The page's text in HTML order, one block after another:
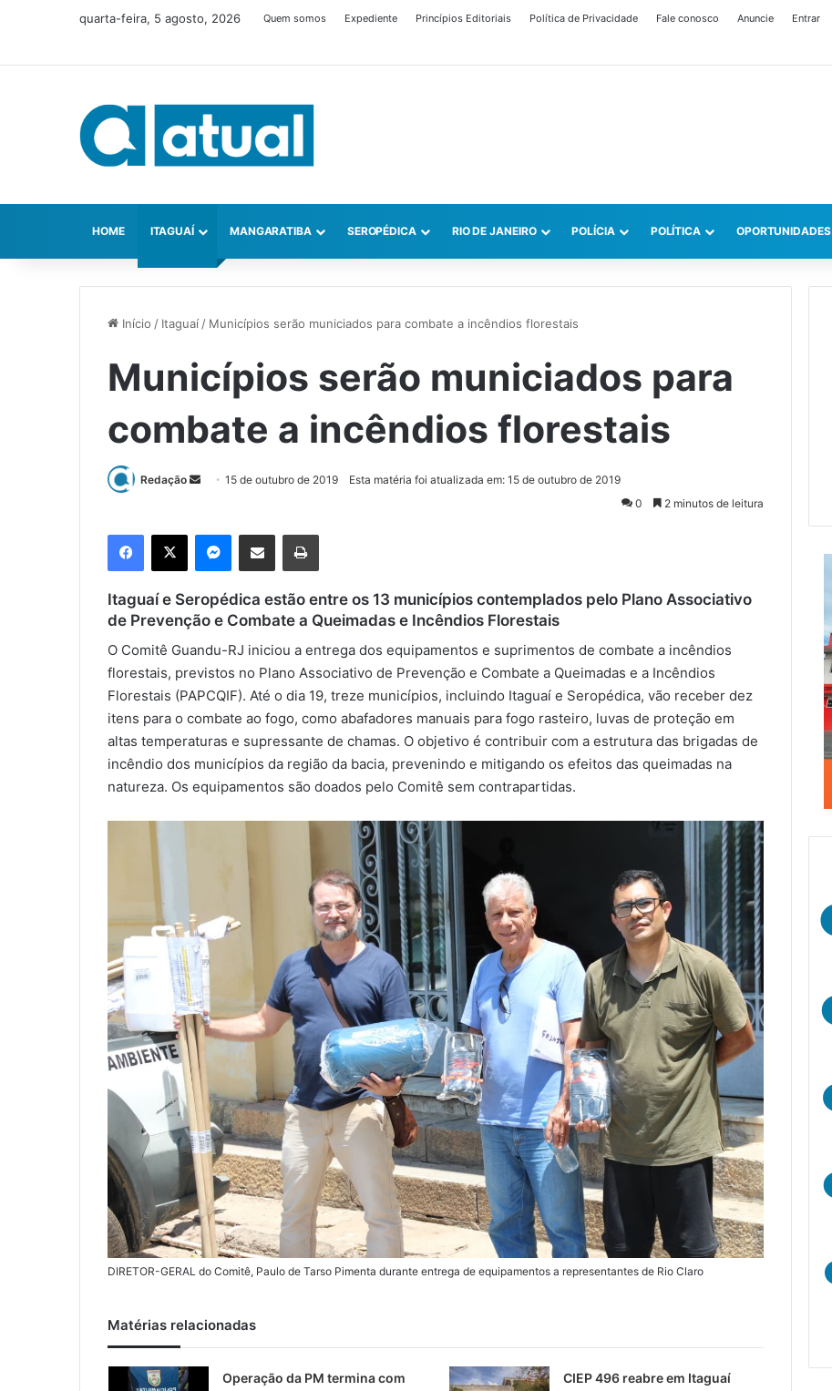
quarta-feira, 5 agosto, 2026 Quem somos Expediente Princípios Editoriais Política de Privacidade Fale conosco Anuncie Entrar
HOME ITAGUAÍ MANGARATIBA SEROPÉDICA RIO DE JANEIRO POLÍCIA POLÍTICA OPORTUNIDADES
Início / Itaguaí/ Municípios serão municiados para combate a incêndios florestais
Municípios serão municiados para
combate a incêndios florestais
Redação
-
m
a
i
l
15 de outubro de 2019
Esta matéria foi atualizada em: 15 de outubro de 2019
0
2 minutos de leitura
Itaguaí e Seropédica estão entre os 13 municípios contemplados pelo Plano Associativo
de Prevenção e Combate a Queimadas e Incêndios Florestais
O Comitê Guandu-RJ iniciou a entrega dos equipamentos e suprimentos de combate a incêndios
florestais, previstos no Plano Associativo de Prevenção e Combate a Queimadas e a Incêndios
Florestais (PAPCQIF). Até o dia 19, treze municípios, incluindo Itaguaí e Seropédica, vão receber dez
itens para o combate ao fogo, como abafadores manuais para fogo rasteiro, luvas de proteção em
altas temperaturas e supressante de chamas. O objetivo é contribuir com a estrutura das brigadas de
incêndio dos municípios da região da bacia, prevenindo e mitigando os efeitos das queimadas na
natureza. Os equipamentos são doados pelo Comitê sem contrapartidas.
DIRETOR-GERAL do Comitê, Paulo de Tarso Pimenta durante entrega de equipamentos a representantes de Rio Claro
Matérias relacionadas
Operação da PM termina com
CIEP 496 reabre em Itaguaí